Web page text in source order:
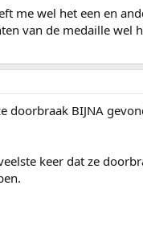
me wel het een en
van de medaille wel
doorbraak BIJNA
keer dat ze